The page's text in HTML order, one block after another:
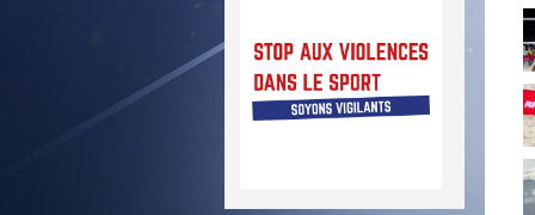
* Être loyal dans le sport et dans la vie.